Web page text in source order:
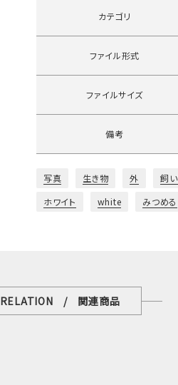
カテゴリ
ファイル形式
ファイルサイズ
備考
写真 生き物 外 飼
ホワイト
white みつめる
RELATION / 関連商品